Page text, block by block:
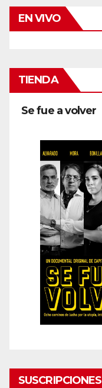
EN VIVO
TIENDA
Se fue a volver
SUSCRIPCIONES